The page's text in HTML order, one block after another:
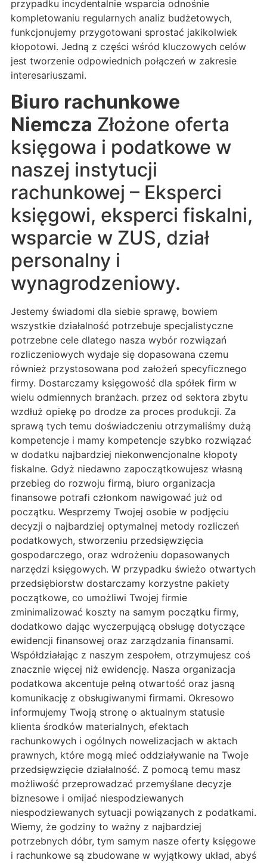
przypadku incydentalnie wsparcia odnośnie
kompletowaniu regularnych analiz budżetowych,
funkcjonujemy przygotowani sprostać jakikolwiek
kłopotowi. Jedną z części wśród kluczowych celów
jest tworzenie odpowiednich połączeń w zakresie
interesariuszami.
Biuro rachunkowe
Niemcza Złożone oferta
księgowa i podatkowe w
naszej instytucji
rachunkowej – Eksperci
księgowi, eksperci fiskalni,
wsparcie w ZUS, dział
personalny i
wynagrodzeniowy.
Jestemy świadomi dla siebie sprawę, bowiem
wszystkie działalność potrzebuje specjalistyczne
potrzebne cele dlatego nasza wybór rozwiązań
rozliczeniowych wydaje się dopasowana czemu
również przystosowana pod założeń specyficznego
firmy. Dostarczamy księgowość dla spółek firm w
wielu odmiennych branżach. przez od sektora zbytu
wzdłuż opiekę po drodze za proces produkcji. Za
sprawą tych temu doświadczeniu otrzymaliśmy dużą
kompetencje i mamy kompetencje szybko rozwiązać
w dodatku najbardziej niekonwencjonalne kłopoty
fiskalne. Gdyż niedawno zapoczątkowujesz własną
przebieg do rozwoju firmą, biuro organizacja
finansowe potrafi członkom nawigować już od
początku. Wesprzemy Twojej osobie w podjęciu
decyzji o najbardziej optymalnej metody rozliczeń
podatkowych, stworzeniu przedsięwzięcia
gospodarczego, oraz wdrożeniu dopasowanych
narzędzi księgowych. W przypadku świeżo otwartych
przedsiębiorstw dostarczamy korzystne pakiety
początkowe, co umożliwi Twojej firmie
zminimalizować koszty na samym początku firmy,
dodatkowo dając wyczerpującą obsługę dotyczące
ewidencji finansowej oraz zarządzania finansami.
Współdziałając z naszym zespołem, otrzymujesz coś
znacznie więcej niż ewidencję. Nasza organizacja
podatkowa akcentuje pełną otwartość oraz jasną
komunikację z obsługiwanymi firmami. Okresowo
informujemy Twoją stronę o aktualnym statusie
klienta środków materialnych, efektach
rachunkowych i ogólnych nowelizacjach w aktach
prawnych, które mogą mieć oddziaływanie na Twoje
przedsięwzięcie działalność. Z pomocą temu masz
możliwość przeprowadzać przemyślane decyzje
biznesowe i omijać niespodziewanych
niespodziewanych sytuacji powiązanych z podatkami.
Wiemy, że godziny to ważny z najbardziej
potrzebnych dóbr, tym samym nasze oferty księgowe
i rachunkowe są zbudowane w wyjątkowy układ, abyś